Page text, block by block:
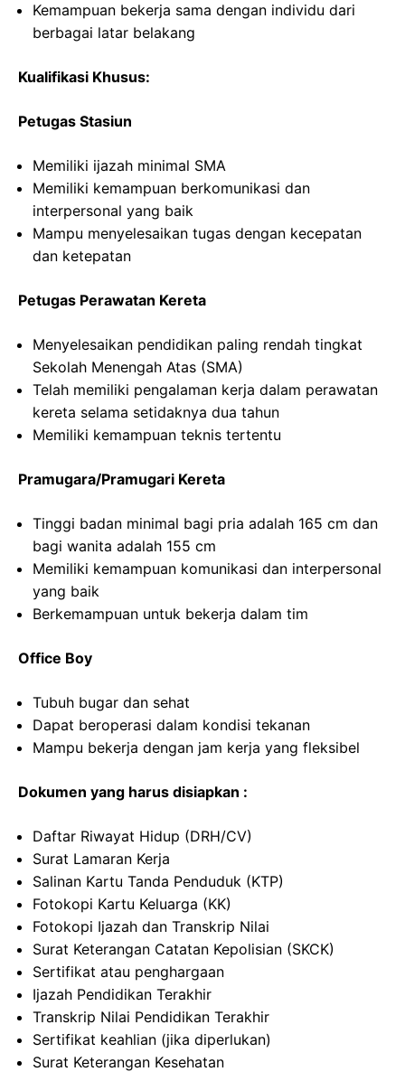
Kemampuan bekerja sama dengan individu dari
berbagai latar belakang
Kualifikasi Khusus:
Petugas Stasiun
Memiliki ijazah minimal SMA
Memiliki kemampuan berkomunikasi dan
interpersonal yang baik
Mampu menyelesaikan tugas dengan kecepatan
dan ketepatan
Petugas Perawatan Kereta
Menyelesaikan pendidikan paling rendah tingkat
Sekolah Menengah Atas (SMA)
Telah memiliki pengalaman kerja dalam perawatan
kereta selama setidaknya dua tahun
Memiliki kemampuan teknis tertentu
Pramugara/Pramugari Kereta
Tinggi badan minimal bagi pria adalah 165 cm dan
bagi wanita adalah 155 cm
Memiliki kemampuan komunikasi dan interpersonal
yang baik
Berkemampuan untuk bekerja dalam tim
Office Boy
Tubuh bugar dan sehat
Dapat beroperasi dalam kondisi tekanan
Mampu bekerja dengan jam kerja yang fleksibel
Dokumen yang harus disiapkan :
Daftar Riwayat Hidup (DRH/CV)
Surat Lamaran Kerja
Salinan Kartu Tanda Penduduk (KTP)
Fotokopi Kartu Keluarga (KK)
Fotokopi Ijazah dan Transkrip Nilai
Surat Keterangan Catatan Kepolisian (SKCK)
Sertifikat atau penghargaan
Ijazah Pendidikan Terakhir
Transkrip Nilai Pendidikan Terakhir
Sertifikat keahlian (jika diperlukan)
Surat Keterangan Kesehatan